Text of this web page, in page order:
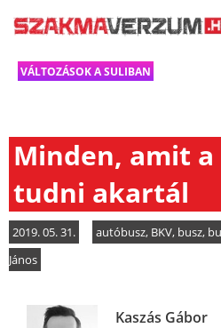
VÁLTOZÁSOK A SULIBAN
Minden, amit
tudni akartál
2019. 05. 31. autóbusz, BKV, busz,
János
Kaszás Gábor